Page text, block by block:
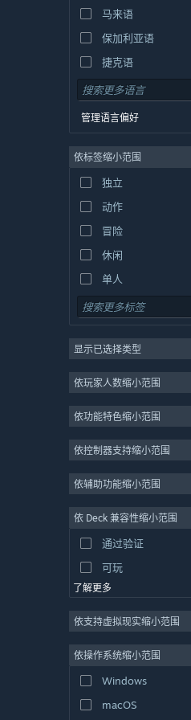
马来语
保加利亚语
捷克语
丹麦语
德语
西班牙语 - 西班牙
西班牙语 - 拉丁美洲
希腊语
管理语言偏好
依标签缩小范围
独立
动作
冒险
休闲
单人
模拟
策略
2D
3D
免费开玩
彩色
探索
显示已选择类型
依玩家人数缩小范围
依功能特色缩小范围
依控制器支持缩小范围
依辅助功能缩小范围
依 Deck 兼容性缩小范围
通过验证
可玩
了解更多
依支持虚拟现实缩小范围
依操作系统缩小范围
Windows
macOS